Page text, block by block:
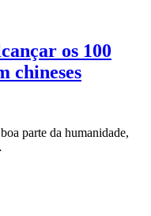
os 100
chineses
parte da humanidade,